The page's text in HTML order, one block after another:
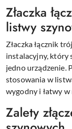
Złaczka
listwy
Złaczka łącznik
instalacyjny, który
jedno urządzenie.
stosowania w
wygodny i łatwy w
Zalety